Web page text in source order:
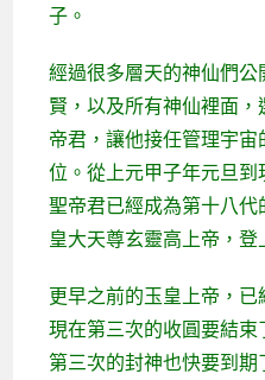
子。
經過很多層天的神仙們
賢，以及所有神仙裡面
帝君，讓他接任管理宇
位。從上元甲子年元旦
聖帝君已經成為第十八
皇大天尊玄靈高上帝，登
更早之前的玉皇上帝，已
現在第三次的收圓要結束
第三次的封神也快要到